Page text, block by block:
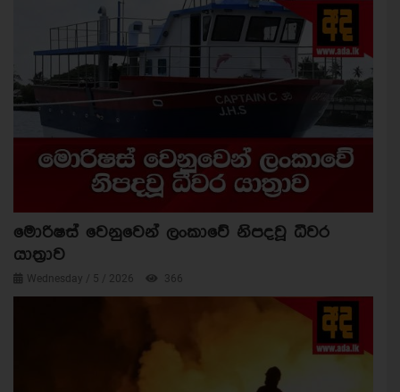
මොරිෂස් වෙනුවෙන් ලංකාවේ නිපදවූ ධීවර
යාත්‍රාව
Wednesday / 5 / 2026 366